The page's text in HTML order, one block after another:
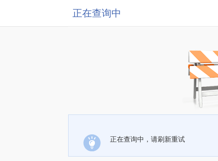
正在查询中
正在查询中，请刷新重试